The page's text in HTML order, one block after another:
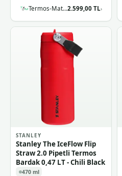
Termos-Matara.com2.599,00 TL›
STANLEY
Stanley The IceFlow Flip
Straw 2.0 Pipetli Termos
Bardak 0,47 LT - Chili Black
470 ml